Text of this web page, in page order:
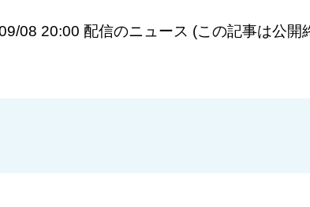
08 20:00 配信のニュース (この記事は公開